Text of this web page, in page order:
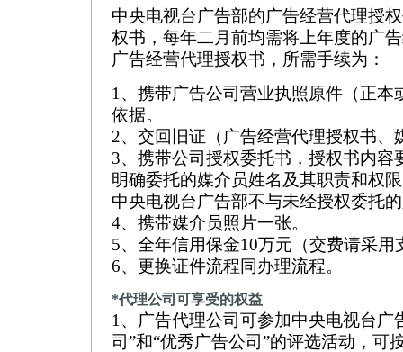
中央电视台广告部的广告经营代理授
权书，每年二月前均需将上年度的广
广告经营代理授权书，所需手续为：
1、携带广告公司营业执照原件（正本
依据。
2、交回旧证（广告经营代理授权书、
3、携带公司授权委托书，授权书内容
明确委托的媒介员姓名及其职责和权
中央电视台广告部不与未经授权委托
4、携带媒介员照片一张。
5、全年信用保金10万元（交费请采用
6、更换证件流程同办理流程。
*代理公司可享受的权益
1、广告代理公司可参加中央电视台广
司”和“优秀广告公司”的评选活动，可